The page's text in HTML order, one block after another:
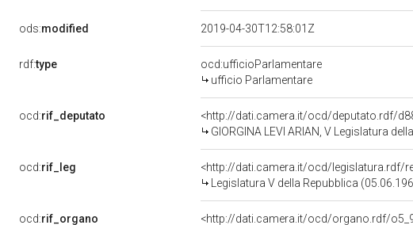
ods:modified 2019-04-30T12:58:01Z
rdf:type
ocd:ufficioParlamentare
ufficio Parlamentare
ocd:rif_deputato
<http://dati.camera.it/ocd/deputato.rdf/
GIORGINA LEVI ARIAN, V Legislatura
ocd:rif_leg
<http://dati.camera.it/ocd/legislatura.rdf/
Legislatura V della Repubblica
ocd:rif_organo
<http://dati.camera.it/ocd/organo.rdf/